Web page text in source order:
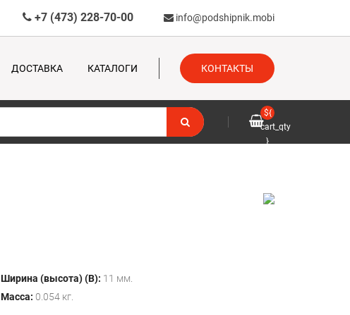
+7 (473) 228-70-00 info@podshipnik.mobi
ДОСТАВКА КАТАЛОГИ КОНТАКТЫ
${
cart_qty
}
Ширина (высота) (B): 11 мм.
Масса: 0.054 кг.